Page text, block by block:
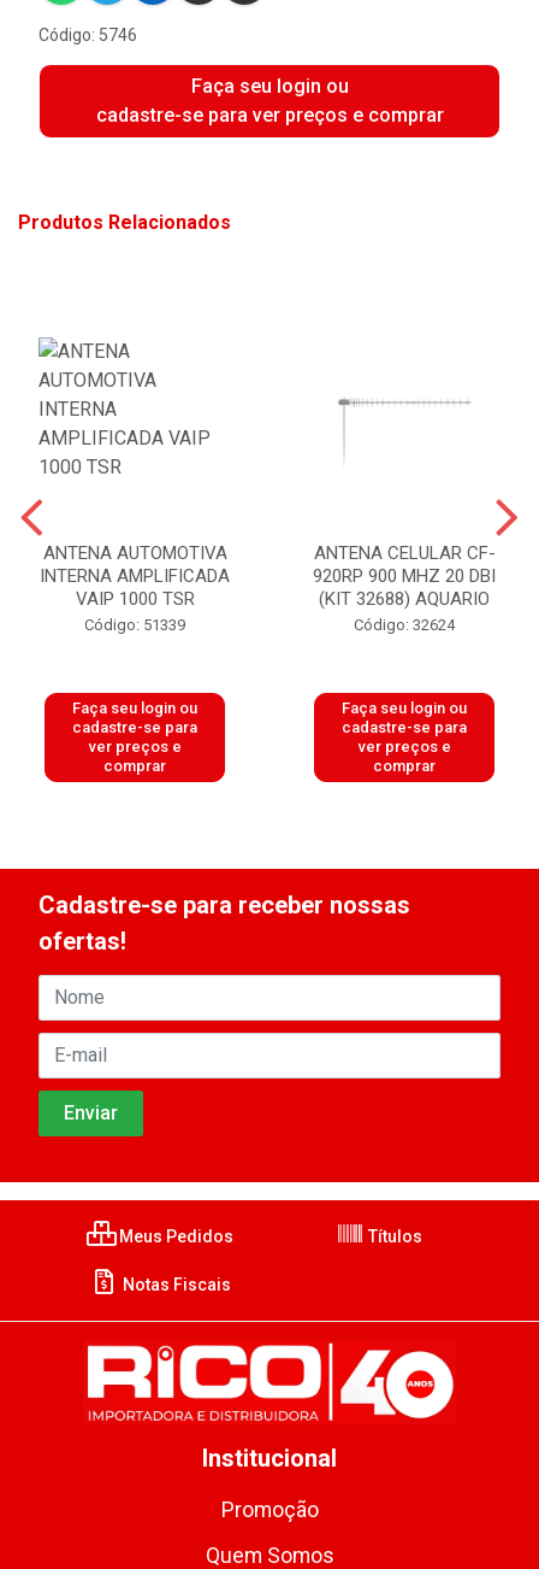
Código: 5746
Faça seu login ou
cadastre-se para ver preços e comprar
Produtos Relacionados
ANTENA AUTOMOTIVA
INTERNA AMPLIFICADA
VAIP 1000 TSR
Código: 51339
Faça seu login ou
cadastre-se para
ver preços e
comprar
ANTENA CELULAR CF-
920RP 900 MHZ 20 DBI
(KIT 32688) AQUARIO
Código: 32624
Faça seu login ou
cadastre-se para
ver preços e
comprar
Cadastre-se para receber nossas
ofertas!
Meus Pedidos Títulos
Notas Fiscais
Institucional
Promoção
Quem Somos